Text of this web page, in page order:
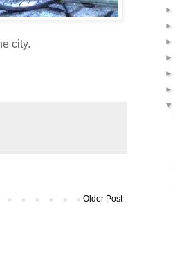
city.
Older Post
►
►
►
►
►
►
▼